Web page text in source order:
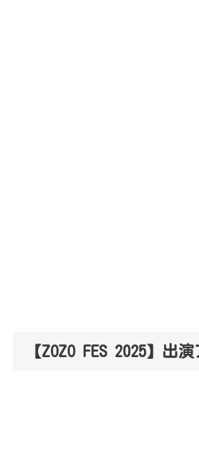
【ZOZO FES 2025】出